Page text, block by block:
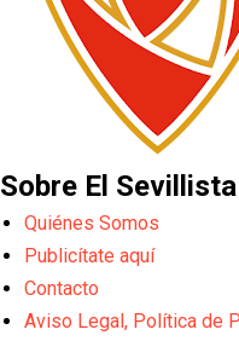
Sobre El Sevillista
Quiénes Somos
Publicítate aquí
Contacto
Aviso Legal, Política de